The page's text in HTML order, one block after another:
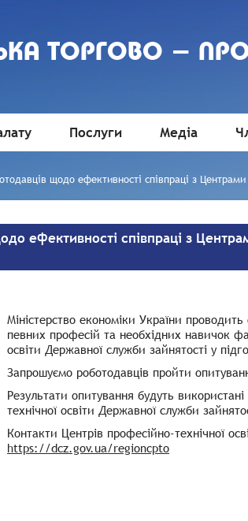
ТОРГОВО -
Послуги Медіа
щодо ефективності співпраці з
ефективності співпраці з
Міністерство економіки України
певних професій та необхідних навичок
освіти Державної служби зайнятості у
Запрошуємо роботодавців пройти
Результати опитування будуть
технічної освіти Державної служби
Контакти Центрів професійно-технічної
https://dcz.gov.ua/regioncpto